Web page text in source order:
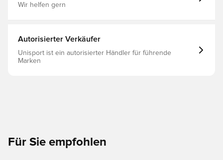
Wir helfen gern
Autorisierter Verkäufer
Unisport ist ein autorisierter Händler für führende
Marken
Für Sie empfohlen